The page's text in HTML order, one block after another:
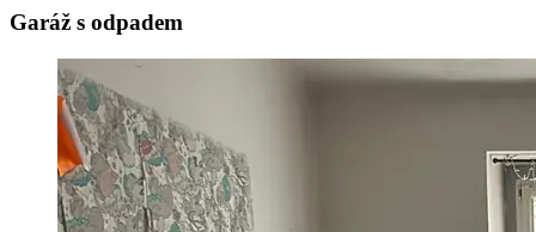
Garáž s odpadem